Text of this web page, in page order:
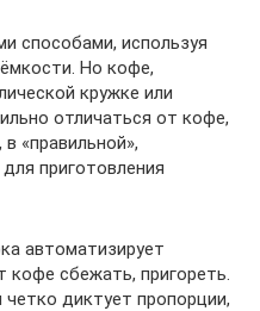
способами, используя
Но кофе,
кружке или
отличаться от кофе,
«правильной»,
приготовления
автоматизирует
кофе сбежать, пригореть.
диктует пропорции,